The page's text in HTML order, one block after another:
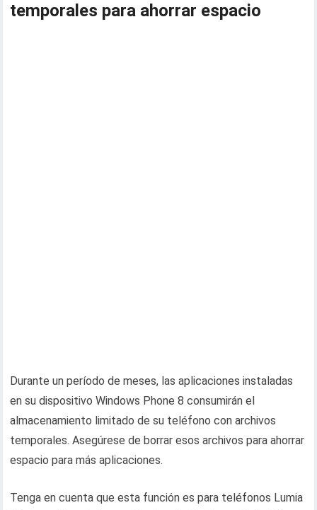
temporales para ahorrar espacio
Durante un período de meses, las aplicaciones instaladas
en su dispositivo Windows Phone 8 consumirán el
almacenamiento limitado de su teléfono con archivos
temporales. Asegúrese de borrar esos archivos para ahorrar
espacio para más aplicaciones.
Tenga en cuenta que esta función es para teléfonos Lumia